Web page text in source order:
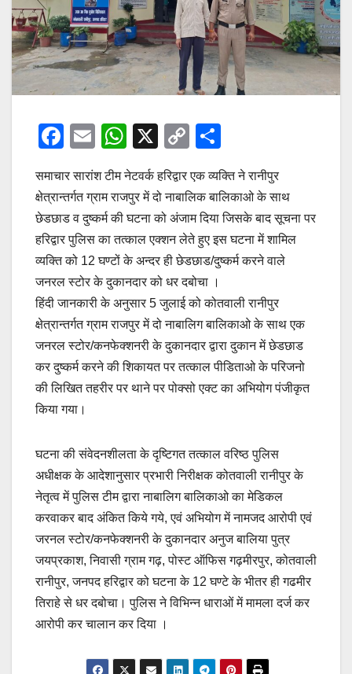
F
c
e
b
o
o
k
E
m
ail
W
h
at
s
A
p
p
X
C
p
y
Li
n
k
h
ar
e
समाचार सारांश टीम नेटवर्क हरिद्वार एक व्यक्ति ने रानीपुर
क्षेत्रान्तर्गत ग्राम राजपुर में दो नाबालिक बालिकाओ के साथ
छेडछाड व दुष्कर्म की घटना को अंजाम दिया जिसके बाद सूचना पर
हरिद्वार पुलिस का तत्काल एक्शन लेते हुए इस घटना में शामिल
व्यक्ति को 12 घण्टों के अन्दर ही छेडछाड/दुष्कर्म करने वाले
जनरल स्टोर के दुकानदार को धर दबोचा ।
हिंदी जानकारी के अनुसार 5 जुलाई को कोतवाली रानीपुर
क्षेत्रान्तर्गत ग्राम राजपुर में दो नाबालिग बालिकाओ के साथ एक
जनरल स्टोर/कनफेक्शनरी के दुकानदार द्वारा दुकान में छेडछाड
कर दुष्कर्म करने की शिकायत पर तत्काल पीडिताओ के परिजनो
की लिखित तहरीर पर थाने पर पोक्सो एक्ट का अभियोग पंजीकृत
किया गया।
घटना की संवेदनशीलता के दृष्टिगत तत्काल वरिष्ठ पुलिस
अधीक्षक के आदेशानुसार प्रभारी निरीक्षक कोतवाली रानीपुर के
नेतृत्व में पुलिस टीम द्वारा नाबालिग बालिकाओ का मेडिकल
करवाकर बाद अंकित किये गये, एवं अभियोग में नामजद आरोपी एवं
जरनल स्टोर/कनफेक्शनरी के दुकानदार अनुज बालिया पुत्र
जयप्रकाश, निवासी ग्राम गढ़, पोस्ट ऑफिस गढ़मीरपुर, कोतवाली
रानीपुर, जनपद हरिद्वार को घटना के 12 घण्टे के भीतर ही गढमीर
तिराहे से धर दबोचा। पुलिस ने विभिन्न धाराओं में मामला दर्ज कर
आरोपी कर चालान कर दिया ।